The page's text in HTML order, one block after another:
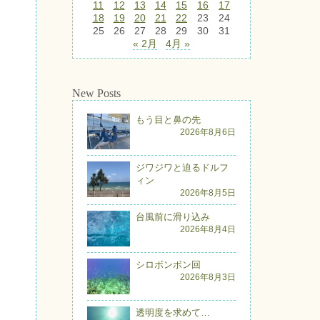
11 12 13 14 15 16
17
18
19 20 21 22 23
24
25
26 27 28 29 30
31
« 2月
4月 »
New Posts
もう目と鼻の先
2026年8月6日
ジワジワと迫るドルフ
ィン
2026年8月5日
台風前に滑り込み
2026年8月4日
シロボンボン回
2026年8月3日
透明度を求めて…